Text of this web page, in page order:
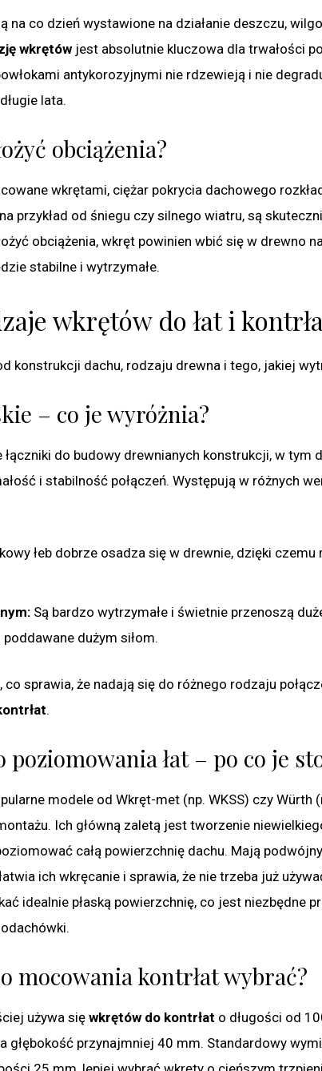
na co dzień wystawione na działanie deszczu,
wkrętów jest absolutnie kluczowa dla trwałości
antykorozyjnymi nie rdzewieją i nie
lata.
obciążenia?
wkrętami, ciężar pokrycia dachowego
przykład od śniegu czy silnego wiatru, są
obciążenia, wkręt powinien wbić się w drewno
stabilne i wytrzymałe.
wkrętów do łat i
konstrukcji dachu, rodzaju drewna i tego, jakiej
– co je wyróżnia?
łączniki do budowy drewnianych konstrukcji, w tym
i stabilność połączeń. Występują w różnych
łeb dobrze osadza się w drewnie, dzięki czemu
Są bardzo wytrzymałe i świetnie przenoszą
dużym siłom.
sprawia, że nadają się do różnego rodzaju
.
łat – po co je
modele od Wkręt-met (np. WKSS) czy Würth
Ich główną zaletą jest tworzenie
całą powierzchnię dachu. Mają
ich wkręcanie i sprawia, że nie trzeba już
idealnie płaską powierzchnię, co jest niezbędne
mocowania kontrłat wybrać?
używa się wkrętów do kontrłat o długości od
głębokość przynajmniej 40 mm. Standardowy